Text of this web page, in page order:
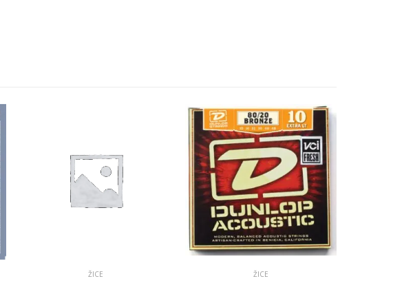
ŽICE ŽICE